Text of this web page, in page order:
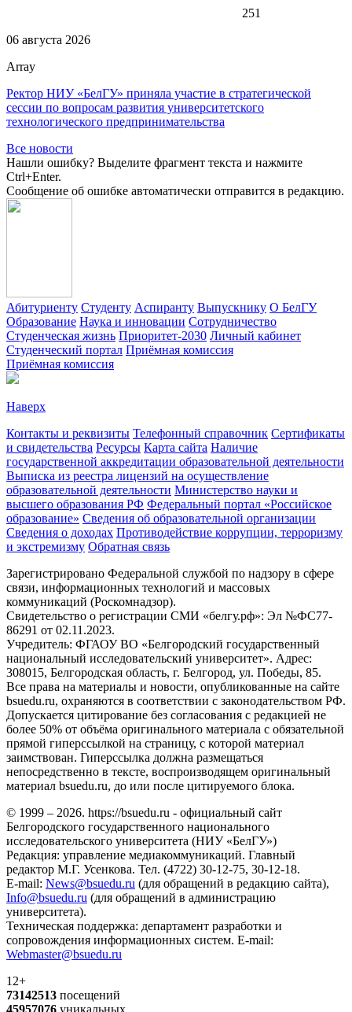
251
06 августа 2026
Array
Ректор НИУ «БелГУ» приняла участие в стратегической
сессии по вопросам развития университетского
технологического предпринимательства
Все новости
Нашли ошибку? Выделите фрагмент текста и нажмите
Ctrl+Enter.
Сообщение об ошибке автоматически отправится в редакцию.
Абитуриенту Студенту Аспиранту Выпускнику О БелГУ
Образование Наука и инновации Сотрудничество
Студенческая жизнь Приоритет-2030 Личный кабинет
Студенческий портал Приёмная комиссия
Приёмная комиссия
Наверх
Контакты и реквизиты Телефонный справочник Сертификаты
и свидетельства Ресурсы Карта сайта Наличие
государственной аккредитации образовательной деятельности
Выписка из реестра лицензий на осуществление
образовательной деятельности Министерствo науки и
высшего образования РФ Федеральный портал «Российское
образование» Сведения об образовательной организации
Сведения о доходах Противодействие коррупции, терроризму
и экстремизму Обратная связь
Зарегистрировано Федеральной службой по надзору в сфере
связи, информационных технологий и массовых
коммуникаций (Роскомнадзор).
Свидетельство о регистрации СМИ «белгу.рф»: Эл №ФС77-
86291 от 02.11.2023.
Учредитель: ФГАОУ ВО «Белгородский государственный
национальный исследовательский университет». Адрес:
308015, Белгородская область, г. Белгород, ул. Победы, 85.
Все права на материалы и новости, опубликованные на сайте
bsuedu.ru, охраняются в соответствии с законодательством РФ.
Допускается цитирование без согласования с редакцией не
более 50% от объёма оригинального материала с обязательной
прямой гиперссылкой на страницу, с которой материал
заимствован. Гиперссылка должна размещаться
непосредственно в тексте, воспроизводящем оригинальный
материал bsuedu.ru, до или после цитируемого блока.
© 1999 – 2026. https://bsuedu.ru - официальный сайт
Белгородского государственного национального
исследовательского университета (НИУ «БелГУ»)
Редакция: управление медиакоммуникаций. Главный
редактор М.Г. Усенкова. Тел. (4722) 30-12-75, 30-12-18.
E-mail: News@bsuedu.ru (для обращений в редакцию сайта),
Info@bsuedu.ru (для обращений в администрацию
университета).
Техническая поддержка: департамент разработки и
сопровождения информационных систем. E-mail:
Webmaster@bsuedu.ru
12+
73142513 посещений
45957076 уникальных